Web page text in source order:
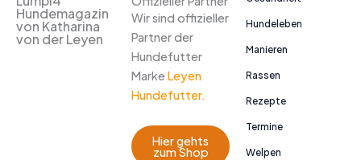
Hundemagazin
von Katharina
von der Leyen
Wir sind offizieller
Partner der
Hundefutter
Marke Leyen
Hundefutter.
Hier gehts
zum Shop
Hundeleben
Manieren
Rassen
Rezepte
Termine
Welpen